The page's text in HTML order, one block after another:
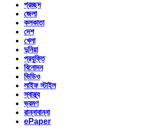
প্রচ্ছদ
জেলা
কলকাতা
দেশ
খেলা
দুনিয়া
প্রযুক্তি
বিনোদন
ভিডিও
লাইফ স্টাইল
স্বাস্থ্য
ভ্রমণ
রান্নাবান্না
ePaper